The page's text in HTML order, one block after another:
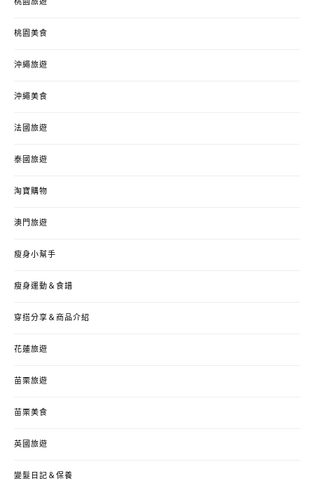
桃園旅遊
桃園美食
沖繩旅遊
沖繩美食
法國旅遊
泰國旅遊
淘寶購物
澳門旅遊
瘦身小幫手
瘦身運動＆食譜
穿搭分享＆商品介紹
花蓮旅遊
苗栗旅遊
苗栗美食
英國旅遊
變髮日記＆保養